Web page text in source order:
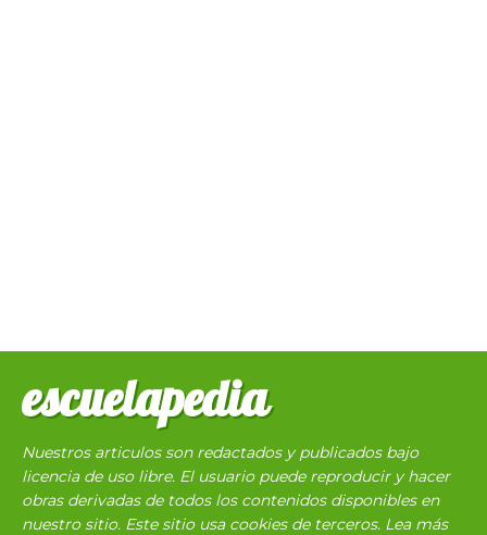
escuelapedia
Nuestros articulos son redactados y publicados bajo
licencia de uso libre. El usuario puede reproducir y hacer
obras derivadas de todos los contenidos disponibles en
nuestro sitio. Este sitio usa cookies de terceros. Lea más